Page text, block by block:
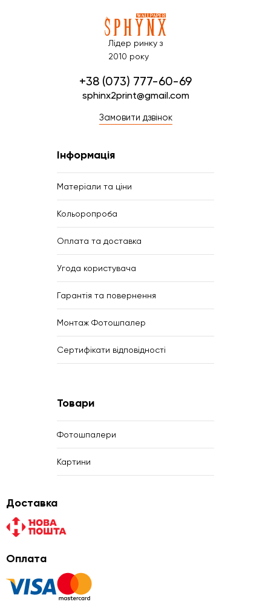
Лідер ринку з
2010 року
+38 (073) 777-60-69
sphinx2print@gmail.com
Замовити дзвінок
Інформація
Матеріали та ціни
Кольоропроба
Оплата та доставка
Угода користувача
Гарантія та повернення
Монтаж Фотошпалер
Сертифікати відповідності
Товари
Фотошпалери
Картини
Доставка
Оплата